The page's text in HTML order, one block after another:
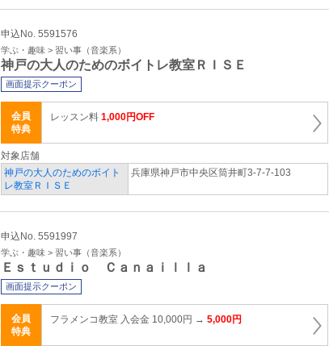
申込No. 5591576
学ぶ・趣味 > 習い事（音楽系）
神戸の大人のためのボイトレ教室ＲＩＳＥ
画面提示クーポン
会員
特典
レッスン料 1,000円OFF
対象店舗
神戸の大人のためのボイト
レ教室ＲＩＳＥ
兵庫県神戸市中央区筒井町3-7-7-103
申込No. 5591997
学ぶ・趣味 > 習い事（音楽系）
Ｅｓｔｕｄｉｏ Ｃａｎａｉｌｌａ
画面提示クーポン
会員
特典
フラメンコ教室 入会金 10,000円 → 5,000円